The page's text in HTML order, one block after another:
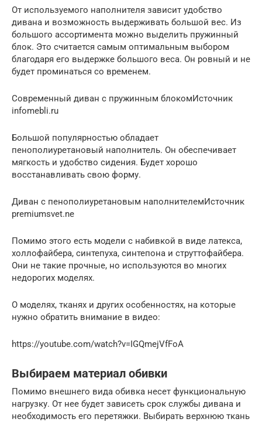
От используемого наполнителя зависит удобство
дивана и возможность выдерживать большой вес. Из
большого ассортимента можно выделить пружинный
блок. Это считается самым оптимальным выбором
благодаря его выдержке большого веса. Он ровный и не
будет проминаться со временем.
Современный диван с пружинным блокомИсточник
infomebli.ru
Большой популярностью обладает
пенополиуретановый наполнитель. Он обеспечивает
мягкость и удобство сидения. Будет хорошо
восстанавливать свою форму.
Диван с пенополиуретановым наполнителемИсточник
premiumsvet.ne
Помимо этого есть модели с набивкой в виде латекса,
холлофайбера, синтепуха, синтепона и струттофайбера.
Они не такие прочные, но используются во многих
недорогих моделях.
О моделях, тканях и других особенностях, на которые
нужно обратить внимание в видео:
https://youtube.com/watch?v=IGQmejVfFoA
Выбираем материал обивки
Помимо внешнего вида обивка несет функциональную
нагрузку. От нее будет зависеть срок службы дивана и
необходимость его перетяжки. Выбирать верхнюю ткань